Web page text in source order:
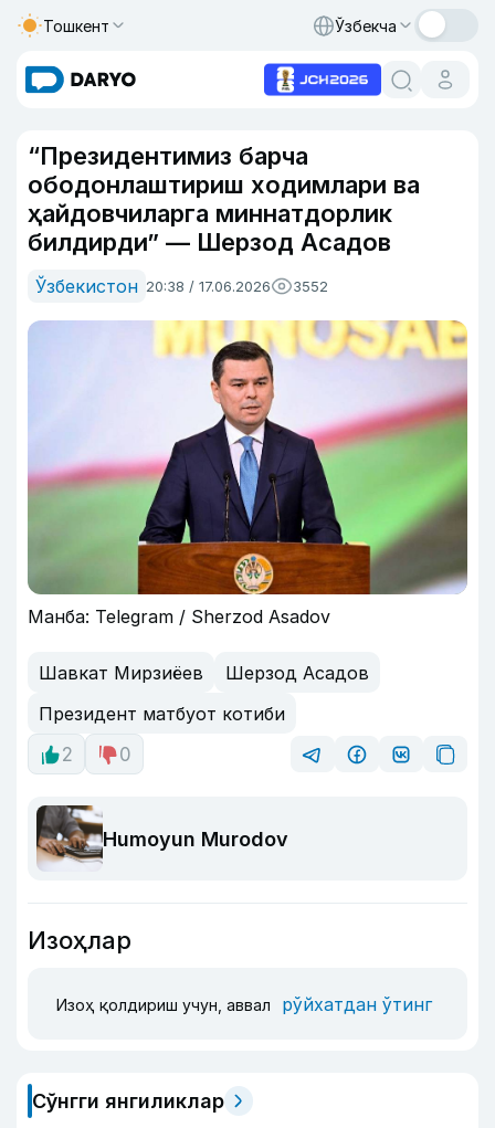
Тошкент Ўзбекча
“Президентимиз барча
ободонлаштириш ходимлари ва
ҳайдовчиларга миннатдорлик
билдирди” — Шерзод Асадов
Ўзбекистон 20:38 / 17.06.2026 3552
Манба: Telegram / Sherzod Asadov
Шавкат Мирзиёев
Шерзод Асадов
Президент матбуот котиби
2
0
Humoyun Murodov
Изоҳлар
Изоҳ қолдириш учун, аввал рўйхатдан ўтинг
Сўнгги янгиликлар